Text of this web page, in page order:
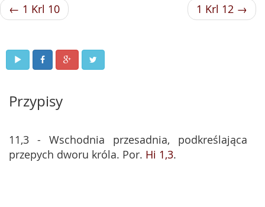
← 1 Krl 10 1 Krl 12 →
Przypisy
11,3 - Wschodnia przesadnia, podkreślająca
przepych dworu króla. Por. Hi 1,3.